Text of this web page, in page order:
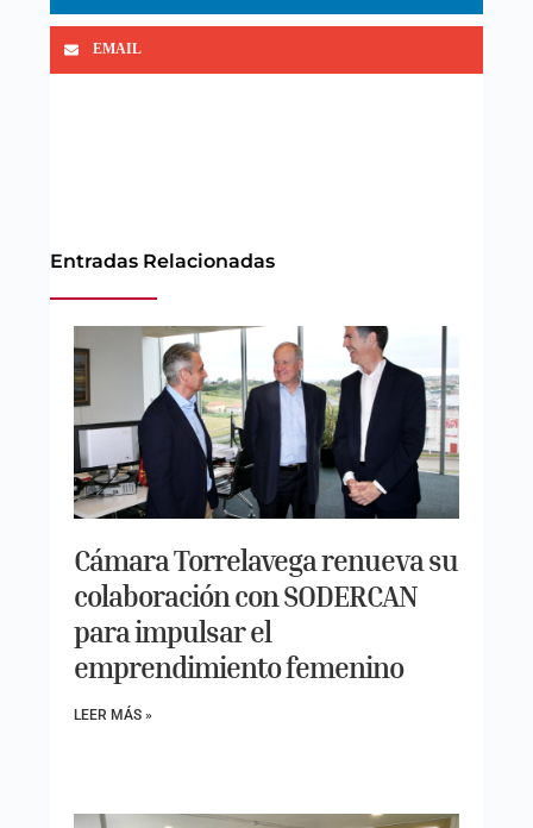
EMAIL
Entradas Relacionadas
Cámara Torrelavega renueva su
colaboración con SODERCAN
para impulsar el
emprendimiento femenino
LEER MÁS »